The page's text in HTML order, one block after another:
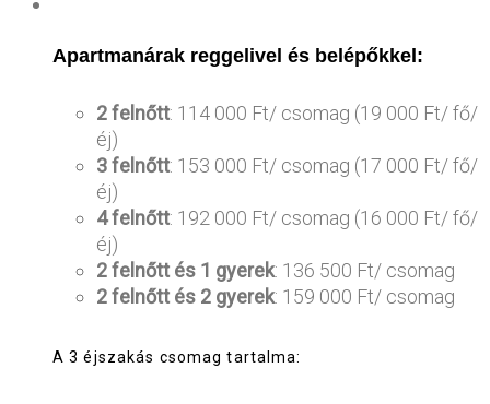
Apartmanárak reggelivel és belépőkkel:
2 felnőtt: 114 000 Ft/ csomag (19 000 Ft/ fő/
éj)
3 felnőtt: 153 000 Ft/ csomag (17 000 Ft/ fő/
éj)
4 felnőtt: 192 000 Ft/ csomag (16 000 Ft/ fő/
éj)
2 felnőtt és 1 gyerek: 136 500 Ft/ csomag
2 felnőtt és 2 gyerek: 159 000 Ft/ csomag
A 3 éjszakás csomag tartalma: